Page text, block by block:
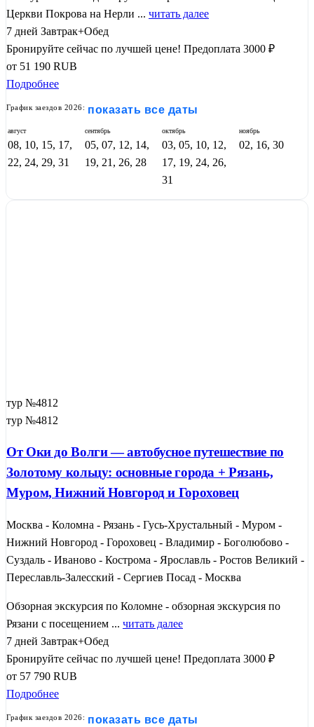
Церкви Покрова на Нерли ... читать далее
7 дней Завтрак+Обед
Бронируйте сейчас по лучшей цене! Предоплата 3000 ₽
от 51 190 RUB
Подробнее
График заездов 2026: показать все даты
август
08, 10, 15, 17,
22, 24, 29, 31
сентябрь
05, 07, 12, 14,
19, 21, 26, 28
октябрь
03, 05, 10, 12,
17, 19, 24, 26,
31
ноябрь
02, 16, 30
тур №4812
тур №4812
От Оки до Волги — автобусное путешествие по
Золотому кольцу: основные города + Рязань,
Муром, Нижний Новгород и Гороховец
Москва - Коломна - Рязань - Гусь-Хрустальный - Муром -
Нижний Новгород - Гороховец - Владимир - Боголюбово -
Суздаль - Иваново - Кострома - Ярославль - Ростов Великий -
Переславль-Залесский - Сергиев Посад - Москва
Обзорная экскурсия по Коломне - обзорная экскурсия по
Рязани с посещением ... читать далее
7 дней Завтрак+Обед
Бронируйте сейчас по лучшей цене! Предоплата 3000 ₽
от 57 790 RUB
Подробнее
График заездов 2026: показать все даты